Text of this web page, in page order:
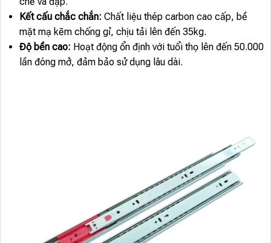
Kết cấu chắc chắn: Chất liệu thép carbon cao cấp, bề
mặt mạ kẽm chống gỉ, chịu tải lên đến 35kg.
Độ bền cao: Hoạt động ổn định với tuổi thọ lên đến 50.000
lần đóng mở, đảm bảo sử dụng lâu dài.